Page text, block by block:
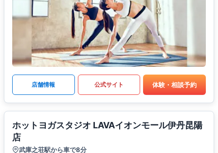
店舗情報 公式サイト 体験・相談予約
ホットヨガスタジオ LAVAイオンモール伊丹昆陽
店
武庫之荘駅から車で8分